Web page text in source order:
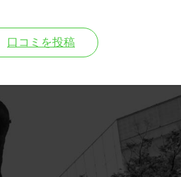
口コミを投稿